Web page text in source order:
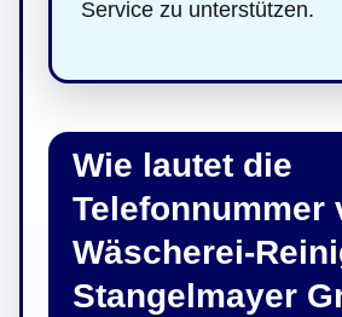
Service zu unterstützen.
Wie lautet die
Telefonnummer
Wäscherei-
Stangelmayer